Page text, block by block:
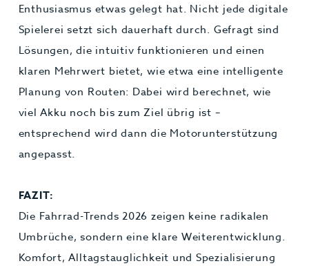
Enthusiasmus etwas gelegt hat. Nicht jede digitale
Spielerei setzt sich dauerhaft durch. Gefragt sind
Lösungen, die intuitiv funktionieren und einen
klaren Mehrwert bietet, wie etwa eine intelligente
Planung von Routen: Dabei wird berechnet, wie
viel Akku noch bis zum Ziel übrig ist –
entsprechend wird dann die Motorunterstützung
angepasst.
FAZIT:
Die Fahrrad-Trends 2026 zeigen keine radikalen
Umbrüche, sondern eine klare Weiterentwicklung.
Komfort, Alltagstauglichkeit und Spezialisierung